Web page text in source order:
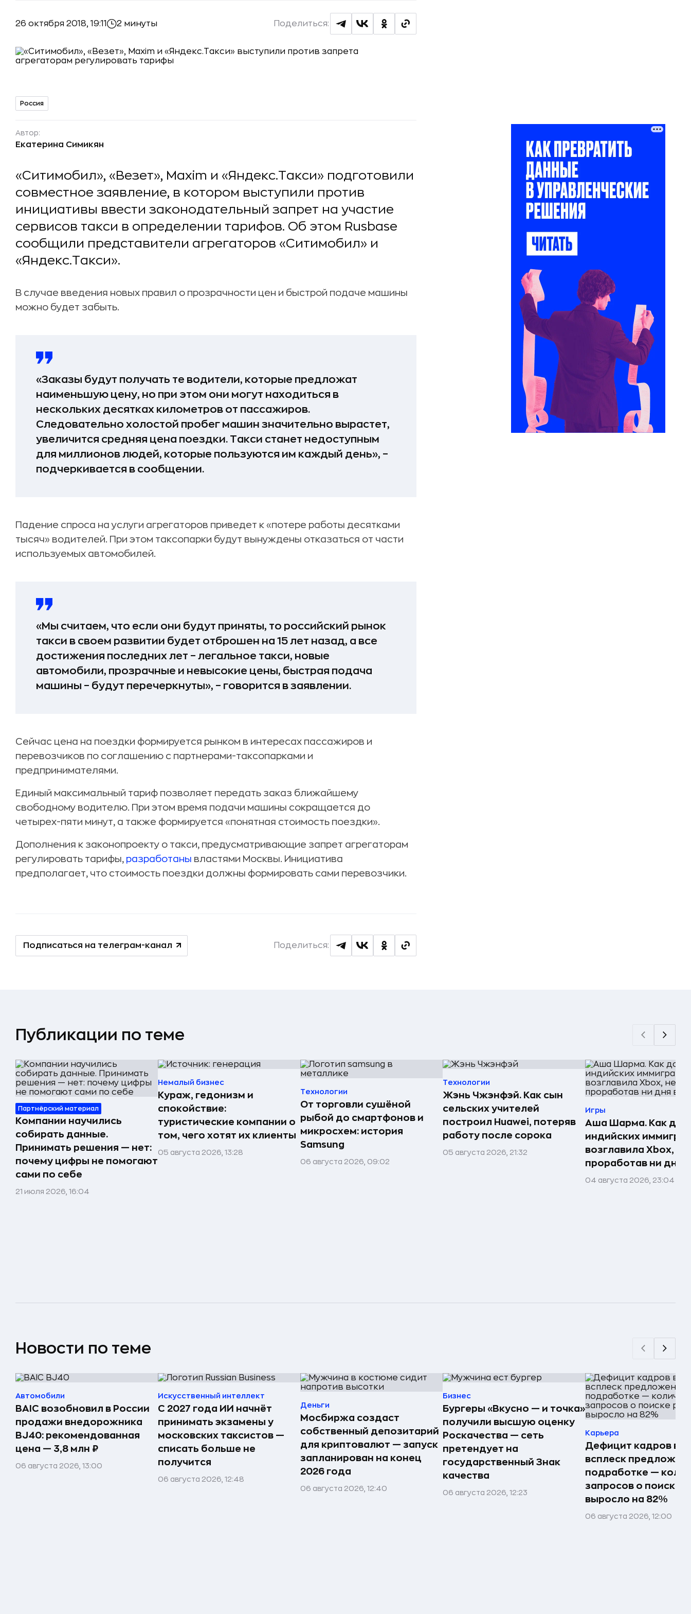
26 октября 2018, 19:11 2 минуты Поделиться:
Россия
Автор:
Екатерина Симикян
«Ситимобил», «Везет», Maxim и «Яндекс.Такси» подготовили
совместное заявление, в котором выступили против
инициативы ввести законодательный запрет на участие
сервисов такси в определении тарифов. Об этом Rusbase
сообщили представители агрегаторов «Ситимобил» и
«Яндекс.Такси».
В случае введения новых правил о прозрачности цен и быстрой подаче машины
можно будет забыть.
«Заказы будут получать те водители, которые предложат
наименьшую цену, но при этом они могут находиться в
нескольких десятках километров от пассажиров.
Следовательно холостой пробег машин значительно вырастет,
увеличится средняя цена поездки. Такси станет недоступным
для миллионов людей, которые пользуются им каждый день», –
подчеркивается в сообщении.
Падение спроса на услуги агрегаторов приведет к «потере работы десятками
тысяч» водителей. При этом таксопарки будут вынуждены отказаться от части
используемых автомобилей.
«Мы считаем, что если они будут приняты, то российский рынок
такси в своем развитии будет отброшен на 15 лет назад, а все
достижения последних лет – легальное такси, новые
автомобили, прозрачные и невысокие цены, быстрая подача
машины – будут перечеркнуты», – говорится в заявлении.
Сейчас цена на поездки формируется рынком в интересах пассажиров и
перевозчиков по соглашению с партнерами-таксопарками и
предпринимателями.
Единый максимальный тариф позволяет передать заказ ближайшему
свободному водителю. При этом время подачи машины сокращается до
четырех-пяти минут, а также формируется «понятная стоимость поездки».
Дополнения к законопроекту о такси, предусматривающие запрет агрегаторам
регулировать тарифы, разработаны властями Москвы. Инициатива
предполагает, что стоимость поездки должны формировать сами перевозчики.
Подписаться на телеграм-канал Поделиться:
Публикации по теме
Партнёрский материал
Компании научились
собирать данные.
Принимать решения — нет:
почему цифры не помогают
сами по себе
21 июля 2026, 16:04
Немалый бизнес
Кураж, гедонизм и
спокойствие:
туристические компании о
том, чего хотят их клиенты
05 августа 2026, 13:28
Технологии
От торговли сушёной
рыбой до смартфонов и
микросхем: история
Samsung
06 августа 2026, 09:02
Технологии
Жэнь Чжэнфэй. Как сын
сельских учителей
построил Huawei, потеряв
работу после сорока
05 августа 2026, 21:32
Игры
Аша Шарма. Как
индийских
возглавила Xbox, не
проработав ни дня
04 августа 2026, 23:04
Новости по теме
Автомобили
BAIC возобновил в России
продажи внедорожника
BJ40: рекомендованная
цена — 3,8 млн ₽
06 августа 2026, 13:00
Искусственный интеллект
С 2027 года ИИ начнёт
принимать экзамены у
московских таксистов —
списать больше не
получится
06 августа 2026, 12:48
Деньги
Мосбиржа создаст
собственный депозитарий
для криптовалют — запуск
запланирован на конец
2026 года
06 августа 2026, 12:40
Бизнес
Бургеры «Вкусно — и точка»
получили высшую оценку
Роскачества — сеть
претендует на
государственный Знак
качества
06 августа 2026, 12:23
Карьера
Дефицит кадров
всплеск
подработке —
запросов о поиске
выросло на 82%
06 августа 2026, 12:00